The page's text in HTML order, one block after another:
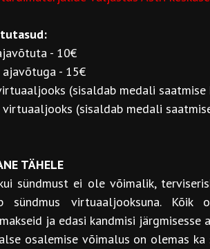
- 10€
- 15€
(sisaldab medali saatmise
(sisaldab medali
TÄHELE
sündmust ei ole võimalik,
sündmus virtuaaljooksuna. Kõik
ja edasi kandmisi järgmisesse
osalemise võimalus on olemas